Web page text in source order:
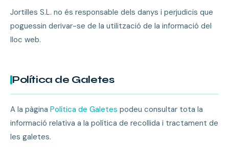
Jortilles S.L. no és responsable dels danys i perjudicis que
poguessin derivar-se de la utilització de la informació del
lloc web.
Política de Galetes
A la pàgina Política de Galetes podeu consultar tota la
informació relativa a la política de recollida i tractament de
les galetes.